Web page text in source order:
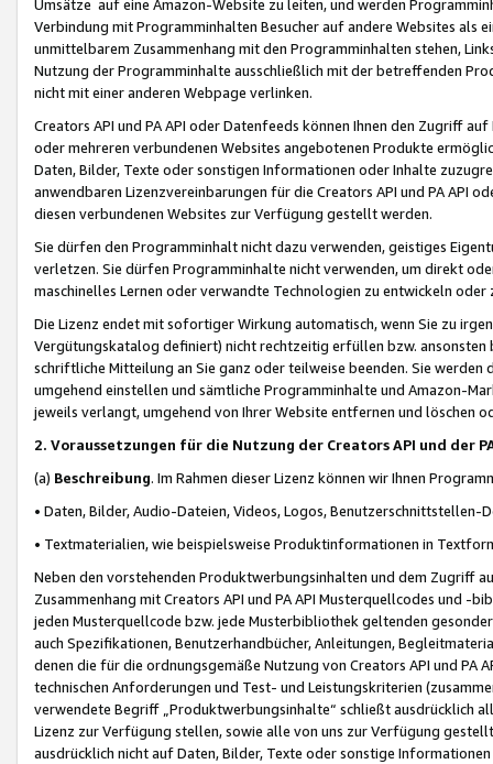
Umsätze auf eine Amazon-Website zu leiten, und werden
Verbindung mit Programminhalten Besucher auf andere Websites als
unmittelbarem Zusammenhang mit den Programminhalten stehen,
Nutzung der Programminhalte ausschließlich mit der betreffenden
nicht mit einer anderen Webpage verlinken.
Creators API und PA API oder Datenfeeds können Ihnen den Zugriff
oder mehreren verbundenen Websites angebotenen Produkte
Daten, Bilder, Texte oder sonstigen Informationen oder Inhalte
anwendbaren Lizenzvereinbarungen für die Creators API und PA API
diesen verbundenen Websites zur Verfügung gestellt werden.
Sie dürfen den Programminhalt nicht dazu verwenden, geistiges
verletzen. Sie dürfen Programminhalte nicht verwenden, um direkt
maschinelles Lernen oder verwandte Technologien zu entwickeln
Die Lizenz endet mit sofortiger Wirkung automatisch, wenn Sie zu
Vergütungskatalog definiert) nicht rechtzeitig erfüllen bzw. ansonsten
schriftliche Mitteilung an Sie ganz oder teilweise beenden. Sie werden
umgehend einstellen und sämtliche Programminhalte und Amazon-
jeweils verlangt, umgehend von Ihrer Website entfernen und löschen
2. Voraussetzungen für die Nutzung der Creators API und der
(a) Beschreibung. Im Rahmen dieser Lizenz können wir Ihnen
• Daten, Bilder, Audio-Dateien, Videos, Logos, Benutzerschnittstellen-
• Textmaterialien, wie beispielsweise Produktinformationen in
Neben den vorstehenden Produktwerbungsinhalten und dem Zugriff
Zusammenhang mit Creators API und PA API Musterquellcodes und
jeden Musterquellcode bzw. jede Musterbibliothek geltenden
auch Spezifikationen, Benutzerhandbücher, Anleitungen,
denen die für die ordnungsgemäße Nutzung von Creators API und PA
technischen Anforderungen und Test- und Leistungskriterien
verwendete Begriff „Produktwerbungsinhalte“ schließt ausdrücklich
Lizenz zur Verfügung stellen, sowie alle von uns zur Verfügung
ausdrücklich nicht auf Daten, Bilder, Texte oder sonstige